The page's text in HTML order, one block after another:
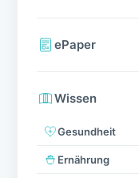
ePaper
Wissen
Gesundheit
Ernährung